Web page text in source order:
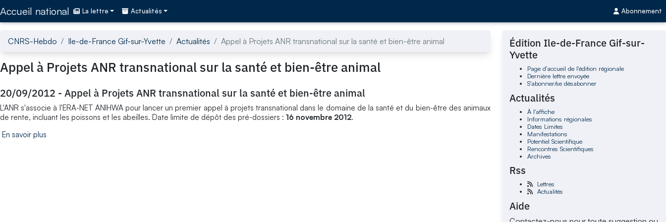
Accueil national La lettre Actualités Abonnement
CNRS-Hebdo Ile-de-France Gif-sur-Yvette Actualités Appel à Projets ANR transnational sur la santé et bien-être animal
Appel à Projets ANR transnational sur la santé et bien-être animal
20/09/2012 - Appel à Projets ANR transnational sur la santé et bien-être animal
L'ANR s'associe à l'ERA-NET ANIHWA pour lancer un premier appel à projets transnational dans le domaine de la santé et du bien-être des animaux
de rente, incluant les poissons et les abeilles. Date limite de dépôt des pré-dossiers : 16 novembre 2012.
En savoir plus
Édition Ile-de-France Gif-sur-
Yvette
Page d'accueil de l'édition régionale
Dernière lettre envoyée
S'abonner/se désabonner
Actualités
À l'affiche
Informations régionales
Dates Limites
Manifestations
Potentiel Scientifique
Rencontres Scientifiques
Archives
Rss
Lettres
Actualités
Aide